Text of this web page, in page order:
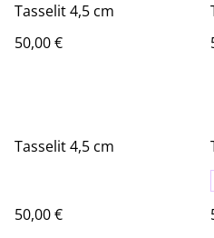
Tasselit 4,5 cm
50,00 €
Tasselit 4,5 cm
50,00 €